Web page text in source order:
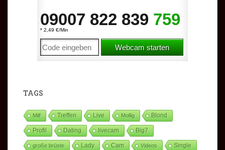
TAGS
Milf Treffen Live Mollig Blond
Profil Dating livecam Big7
große brüste Lady Cam Videos Single